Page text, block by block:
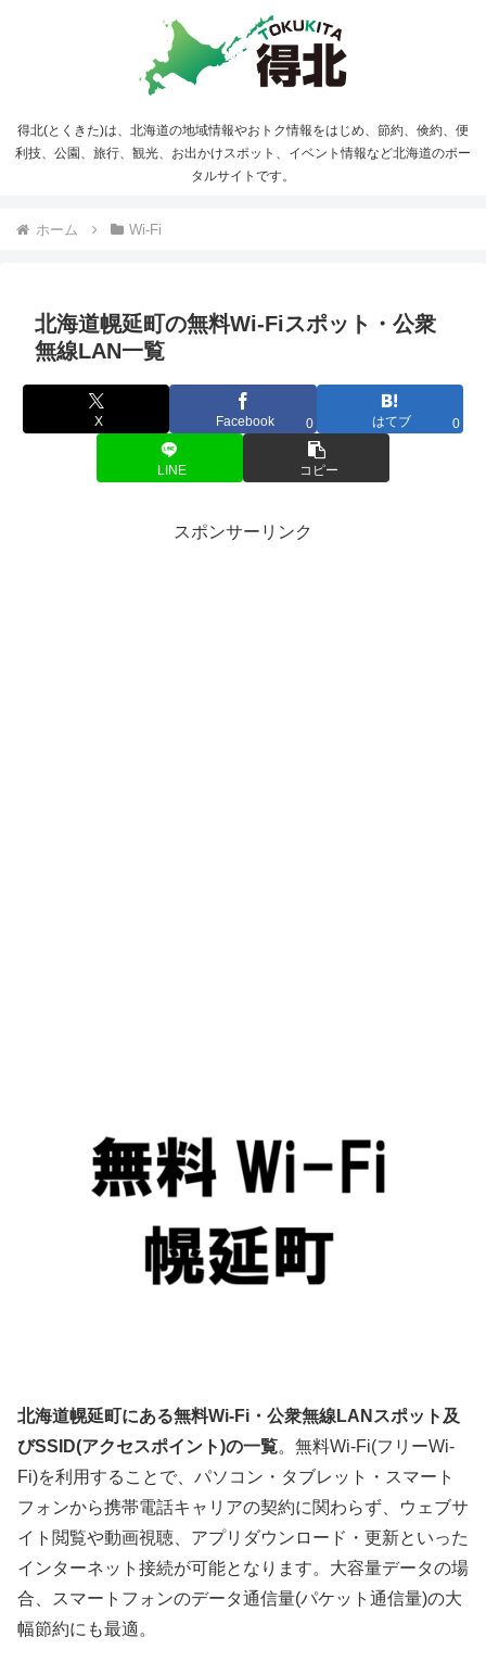
得北(とくきた)は、北海道の地域情報やおトク情報をはじめ、節約、倹約、便
利技、公園、旅行、観光、お出かけスポット、イベント情報など北海道のポー
タルサイトです。
ホーム Wi-Fi
北海道幌延町の無料Wi-Fiスポット・公衆
無線LAN一覧
X Facebook 0 はてブ 0
LINE コピー
スポンサーリンク
北海道幌延町にある無料Wi-Fi・公衆無線LANスポット及
びSSID(アクセスポイント)の一覧。無料Wi-Fi(フリーWi-
Fi)を利用することで、パソコン・タブレット・スマート
フォンから携帯電話キャリアの契約に関わらず、ウェブサ
イト閲覧や動画視聴、アプリダウンロード・更新といった
インターネット接続が可能となります。大容量データの場
合、スマートフォンのデータ通信量(パケット通信量)の大
幅節約にも最適。